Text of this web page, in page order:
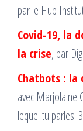
par le Hub
Covid-19, la
la crise, par
Chatbots : la
avec Marjolaine
lequel tu parles.